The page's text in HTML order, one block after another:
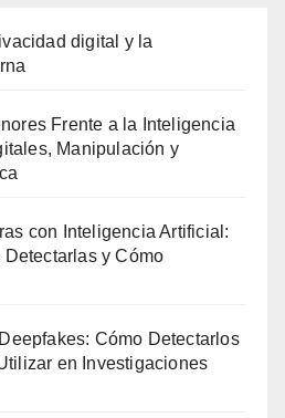
digital y la
Frente a la Inteligencia
Manipulación y
con Inteligencia Artificial:
y Cómo
Cómo Detectarlos
en Investigaciones